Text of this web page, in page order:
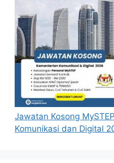
Jawatan Kosong
Komunikasi dan Digital